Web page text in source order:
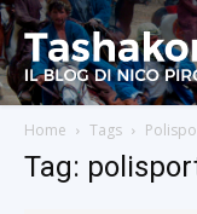
Home Tags
Tag: